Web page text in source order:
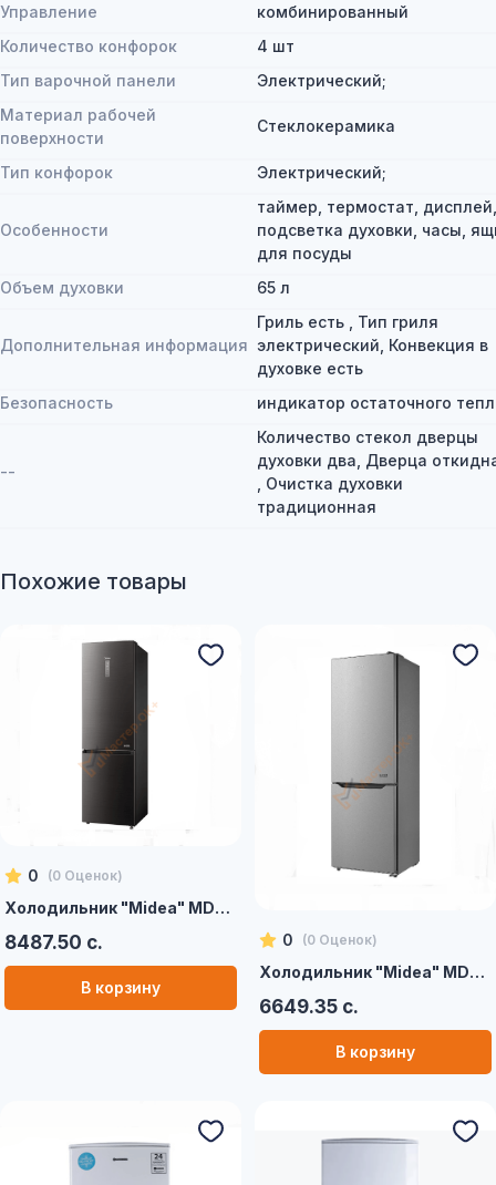
Управление
комбинированный
Количество конфорок
4 шт
Тип варочной панели
Электрический;
Материал рабочей
поверхности
Стеклокерамика
Тип конфорок Электрический;
Особенности
таймер, термостат, дисплей,
подсветка духовки, часы,
для посуды
Объем духовки
65 л
Дополнительная информация
Гриль есть , Тип гриля
электрический, Конвекция в
духовке есть
Безопасность
индикатор остаточного
--
Количество стекол дверцы
духовки два, Дверца
, Очистка духовки
традиционная
Похожие товары
0 (0Оценок)
Холодильник "Midea" MDRB521MGE28T (черный)
8487.50 с.
В корзину
0 (0Оценок)
Холодильник "Midea" MDRB424FGF02I (серебристый)
6649.35 с.
В корзину